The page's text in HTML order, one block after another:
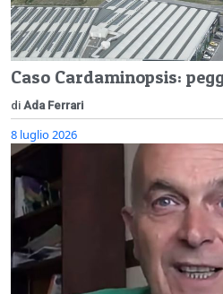
Caso Cardaminopsis:
di Ada Ferrari
8 luglio 2026